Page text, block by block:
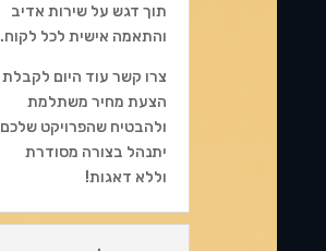
תוך דגש על שירות אדיב
והתאמה אישית לכל לקוח.
צרו קשר עוד היום לקבלת
הצעת מחיר משתלמת
ולהבטיח שהפרויקט שלכם
יתנהל בצורה מסודרת
וללא דאגות!